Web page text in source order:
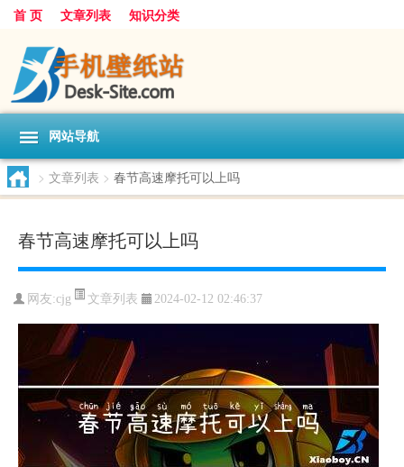
首 页 文章列表 知识分类
网站导航
> 文章列表 > 春节高速摩托可以上吗
春节高速摩托可以上吗
网友:cjg 文章列表 2024-02-12 02:46:37